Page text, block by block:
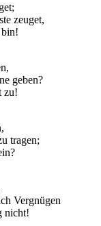
zeuget,
geben?
zu!
tragen;
Vergnügen
nicht!